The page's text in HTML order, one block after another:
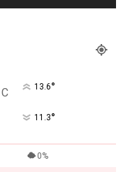
C 13.6°
11.3°
0%